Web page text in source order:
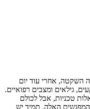
השקטה, אחרי עוד יום
גילאים ומצבים רפואיים.
טכניות, אבל לכולם
האלה, תמיד יש